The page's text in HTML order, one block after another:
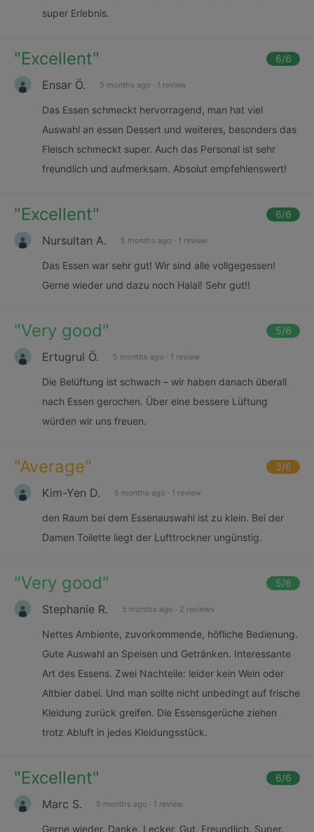
super Erlebnis.
"Excellent" 6/6
Ensar Ö. 5 months ago · 1 review
Das Essen schmeckt hervorragend, man hat viel
Auswahl an essen Dessert und weiteres, besonders das
Fleisch schmeckt super. Auch das Personal ist sehr
freundlich und aufmerksam. Absolut empfehlenswert!
"Excellent" 6/6
Nursultan A. 5 months ago · 1 review
Das Essen war sehr gut! Wir sind alle vollgegessen!
Gerne wieder und dazu noch Halal! Sehr gut!!
"Very good" 5/6
Ertugrul Ö. 5 months ago · 1 review
Die Belüftung ist schwach – wir haben danach überall
nach Essen gerochen. Über eine bessere Lüftung
würden wir uns freuen.
"Average" 3/6
Kim-Yen D. 5 months ago · 1 review
den Raum bei dem Essenauswahl ist zu klein. Bei der
Damen Toilette liegt der Lufttrockner ungünstig.
"Very good" 5/6
Stephanie R. 5 months ago · 2 reviews
Nettes Ambiente, zuvorkommende, höfliche Bedienung.
Gute Auswahl an Speisen und Getränken. Interessante
Art des Essens. Zwei Nachteile: leider kein Wein oder
Altbier dabei. Und man sollte nicht unbedingt auf frische
Kleidung zurück greifen. Die Essensgerüche ziehen
trotz Abluft in jedes Kleidungsstück.
"Excellent" 6/6
Marc S. 5 months ago · 1 review
Gerne wieder. Danke. Lecker. Gut. Freundlich. Super.